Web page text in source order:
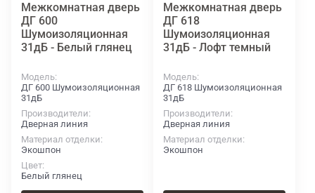
Межкомнатная дверь
ДГ 600
Шумоизоляционная
31дБ - Белый глянец
Модель
ДГ 600 Шумоизоляционная
31дБ
Производители
Дверная линия
Материал отделки
Экошпон
Цвет
Белый глянец
Межкомнатная дверь
ДГ 618
Шумоизоляционная
31дБ - Лофт темный
Модель
ДГ 618 Шумоизоляционная
31дБ
Производители
Дверная линия
Материал отделки
Экошпон